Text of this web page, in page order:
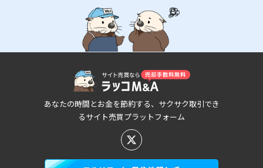
あなたの時間とお金を節約する、サクサク取引でき
るサイト売買プラットフォーム